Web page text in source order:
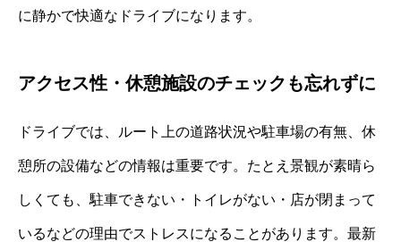
に静かで快適なドライブになります。
アクセス性・休憩施設のチェックも忘れずに
ドライブでは、ルート上の道路状況や駐車場の有無、休
憩所の設備などの情報は重要です。たとえ景観が素晴ら
しくても、駐車できない・トイレがない・店が閉まって
いるなどの理由でストレスになることがあります。最新